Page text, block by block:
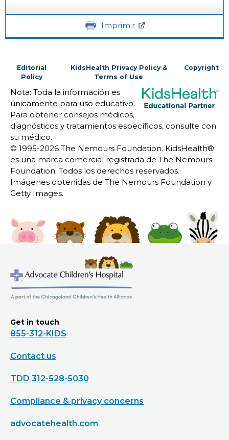
Imprimir
Editorial
Policy
KidsHealth Privacy Policy &
Terms of Use
Copyright
Nota: Toda la información es
únicamente para uso educativo.
Para obtener consejos médicos,
diagnósticos y tratamientos específicos, consulte con
su médico.
© 1995-2026 The Nemours Foundation. KidsHealth®
es una marca comercial registrada de The Nemours
Foundation. Todos los derechos reservados.
Imágenes obtenidas de The Nemours Foundation y
Getty Images.
Get in touch
855-312-KIDS
Contact us
TDD 312-528-5030
Compliance & privacy concerns
advocatehealth.com